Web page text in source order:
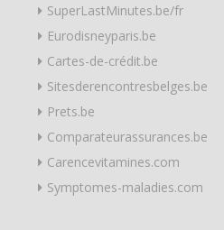
SuperLastMinutes.be/fr
Eurodisneyparis.be
Cartes-de-crédit.be
Sitesderencontresbelges.be
Prets.be
Comparateurassurances.be
Carencevitamines.com
Symptomes-maladies.com